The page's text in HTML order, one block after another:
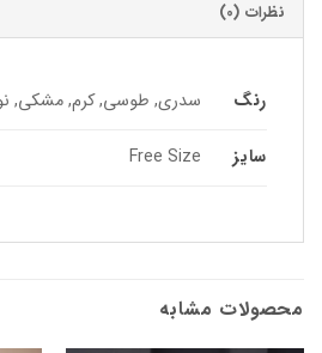
نظرات (0)
رنگ سدری, طوسی, کرم, مشکی,
سایز Free Size
محصولات مشابه